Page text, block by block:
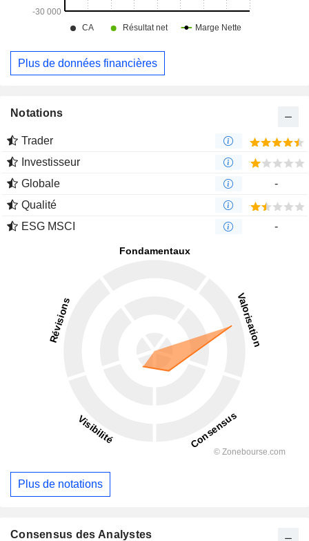
Plus de données financières
Notations
Trader
Investisseur
Globale
-
Qualité
ESG MSCI
-
Plus de notations
Consensus des Analystes